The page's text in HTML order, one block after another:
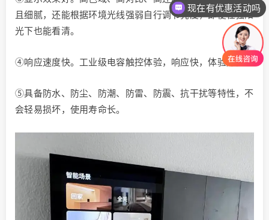
且细腻，还能根据环境光线强弱自行调节亮度，即便在强阳
光下也能看清。
④响应速度快。工业级电容触控体验，响应快，体验好。
⑤具备防水、防尘、防潮、防雷、防震、抗干扰等特性，不
会轻易损坏，使用寿命长。
现在有优惠活动吗